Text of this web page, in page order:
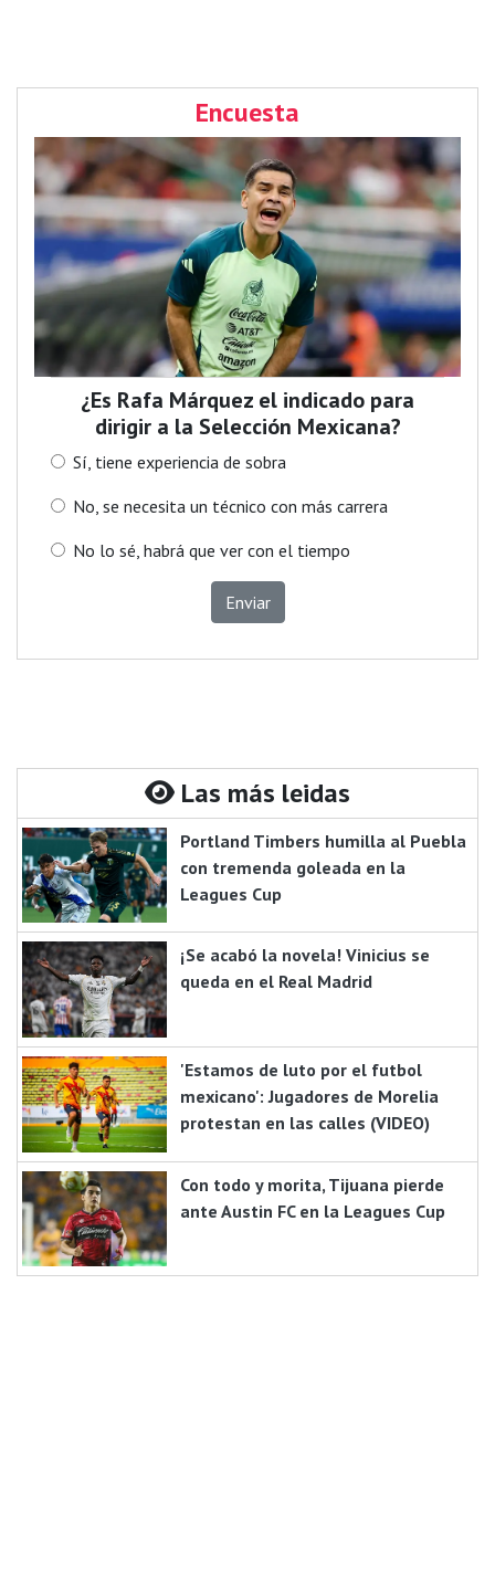
Encuesta
¿Es Rafa Márquez el indicado para
dirigir a la Selección Mexicana?
Sí, tiene experiencia de sobra
No, se necesita un técnico con más carrera
No lo sé, habrá que ver con el tiempo
Enviar
Las más leidas
Portland Timbers humilla al Puebla
con tremenda goleada en la
Leagues Cup
¡Se acabó la novela! Vinicius se
queda en el Real Madrid
'Estamos de luto por el futbol
mexicano': Jugadores de Morelia
protestan en las calles (VIDEO)
Con todo y morita, Tijuana pierde
ante Austin FC en la Leagues Cup